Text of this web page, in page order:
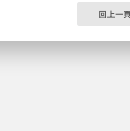
回上一